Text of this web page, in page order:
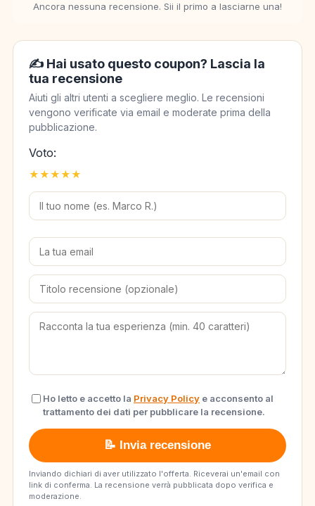
Ancora nessuna recensione. Sii il primo a lasciarne una!
✍️ Hai usato questo coupon? Lascia la
tua recensione
Aiuti gli altri utenti a scegliere meglio. Le recensioni
vengono verificate via email e moderate prima della
pubblicazione.
Voto:
★
★
★
★
★
Ho letto e accetto la Privacy Policy e acconsento al
trattamento dei dati per pubblicare la recensione.
📝 Invia recensione
Inviando dichiari di aver utilizzato l'offerta. Riceverai un'email con
link di conferma. La recensione verrà pubblicata dopo verifica e
moderazione.